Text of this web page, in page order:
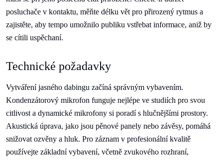
posluchače v kontaktu, měňte délku vět pro přirozený rytmus a
zajistěte, aby tempo umožnilo publiku vstřebat informace, aniž by
se cítili uspěchaní.
Technické požadavky
Vytváření jasného dabingu začíná správným vybavením.
Kondenzátorový mikrofon funguje nejlépe ve studiích pro svou
citlivost a dynamické mikrofony si poradí s hlučnějšími prostory.
Akustická úprava, jako jsou pěnové panely nebo závěsy, pomáhá
snižovat ozvěny a hluk. Pro záznam v profesionální kvalitě
používejte základní vybavení, včetně zvukového rozhraní,